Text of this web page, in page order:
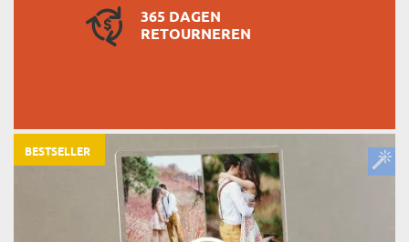
365 DAGEN
RETOURNEREN
BESTSELLER